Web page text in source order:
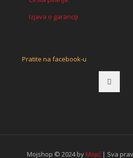
Izjava o garanciji
Pratite na facebook-u
Mojshop © 2024 byMojić| Sva